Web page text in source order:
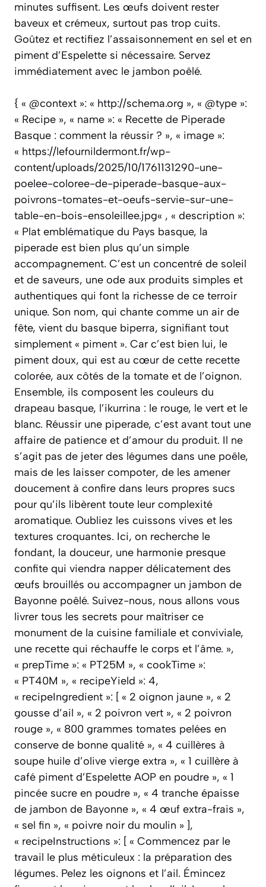
minutes suffisent. Les œufs doivent rester
baveux et crémeux, surtout pas trop cuits.
Goûtez et rectifiez l’assaisonnement en sel et en
piment d’Espelette si nécessaire. Servez
immédiatement avec le jambon poêlé.
{ « @context »: « http://schema.org », « @type »:
« Recipe », « name »: « Recette de Piperade
Basque : comment la réussir ? », « image »:
« https://lefournildermont.fr/wp-
content/uploads/2025/10/1761131290-une-
poelee-coloree-de-piperade-basque-aux-
poivrons-tomates-et-oeufs-servie-sur-une-
table-en-bois-ensoleillee.jpg« , « description »:
« Plat emblématique du Pays basque, la
piperade est bien plus qu’un simple
accompagnement. C’est un concentré de soleil
et de saveurs, une ode aux produits simples et
authentiques qui font la richesse de ce terroir
unique. Son nom, qui chante comme un air de
fête, vient du basque biperra, signifiant tout
simplement « piment ». Car c’est bien lui, le
piment doux, qui est au cœur de cette recette
colorée, aux côtés de la tomate et de l’oignon.
Ensemble, ils composent les couleurs du
drapeau basque, l’ikurrina : le rouge, le vert et le
blanc. Réussir une piperade, c’est avant tout une
affaire de patience et d’amour du produit. Il ne
s’agit pas de jeter des légumes dans une poêle,
mais de les laisser compoter, de les amener
doucement à confire dans leurs propres sucs
pour qu’ils libèrent toute leur complexité
aromatique. Oubliez les cuissons vives et les
textures croquantes. Ici, on recherche le
fondant, la douceur, une harmonie presque
confite qui viendra napper délicatement des
œufs brouillés ou accompagner un jambon de
Bayonne poêlé. Suivez-nous, nous allons vous
livrer tous les secrets pour maîtriser ce
monument de la cuisine familiale et conviviale,
une recette qui réchauffe le corps et l’âme. »,
« prepTime »: « PT25M », « cookTime »:
« PT40M », « recipeYield »: 4,
« recipeIngredient »: [ « 2 oignon jaune », « 2
gousse d’ail », « 2 poivron vert », « 2 poivron
rouge », « 800 grammes tomates pelées en
conserve de bonne qualité », « 4 cuillères à
soupe huile d’olive vierge extra », « 1 cuillère à
café piment d’Espelette AOP en poudre », « 1
pincée sucre en poudre », « 4 tranche épaisse
de jambon de Bayonne », « 4 œuf extra-frais »,
« sel fin », « poivre noir du moulin » ],
« recipeInstructions »: [ « Commencez par le
travail le plus méticuleux : la préparation des
légumes. Pelez les oignons et l’ail. Émincez